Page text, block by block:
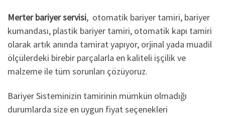
Merter bariyer servisi, otomatik bariyer tamiri, bariyer
kumandası, plastik bariyer tamiri, otomatik kapı tamiri
olarak artık anında tamirat yapıyor, orjinal yada muadil
ölçülerdeki birebir parçalarla en kaliteli işçilik ve
malzeme ile tüm sorunları çözüyoruz.
Bariyer Sisteminizin tamirinin mümkün olmadığı
durumlarda size en uygun fiyat seçenekleri